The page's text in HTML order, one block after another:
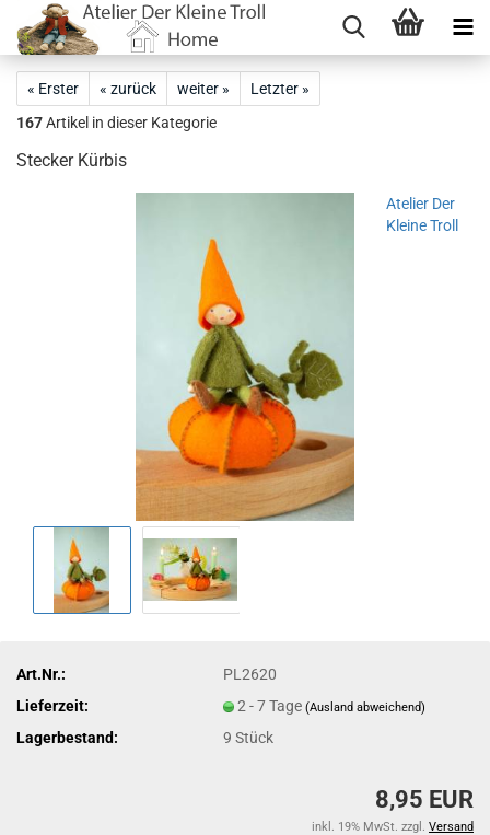
« Erster « zurück weiter »
Letzter »
167Artikel in dieser Kategorie
Stecker Kürbis
Atelier Der
Kleine Troll
Art.Nr.:
PL2620
Lieferzeit:
2 - 7 Tage(Ausland abweichend)
Lagerbestand: 9Stück
8,95 EUR
inkl. 19% MwSt. zzgl. Versand